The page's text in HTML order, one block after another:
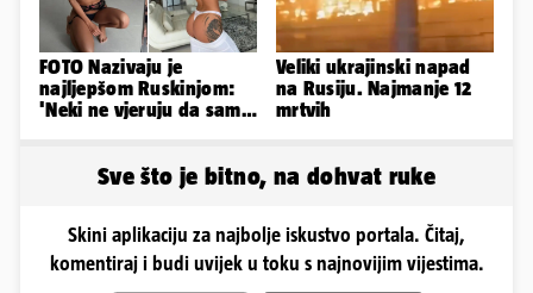
FOTO Nazivaju je
najljepšom Ruskinjom:
'Neki ne vjeruju da sam
Veliki ukrajinski napad
na Rusiju. Najmanje 12
mrtvih
Sve što je bitno, na dohvat ruke
Skini aplikaciju za najbolje iskustvo portala. Čitaj,
komentiraj i budi uvijek u toku s najnovijim vijestima.